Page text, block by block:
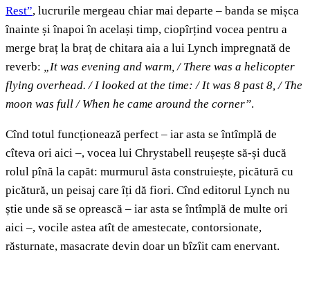
Rest”, lucrurile mergeau chiar mai departe – banda se mișca
înainte și înapoi în același timp, ciopîrțind vocea pentru a
merge braț la braț de chitara aia a lui Lynch impregnată de
reverb: „It was evening and warm, / There was a helicopter
flying overhead. / I looked at the time: / It was 8 past 8, / The
moon was full / When he came around the corner”.
Cînd totul funcționează perfect – iar asta se întîmplă de
cîteva ori aici –, vocea lui Chrystabell reușește să-și ducă
rolul pînă la capăt: murmurul ăsta construiește, picătură cu
picătură, un peisaj care îți dă fiori. Cînd editorul Lynch nu
știe unde să se oprească – iar asta se întîmplă de multe ori
aici –, vocile astea atît de amestecate, contorsionate,
răsturnate, masacrate devin doar un bîzîit cam enervant.